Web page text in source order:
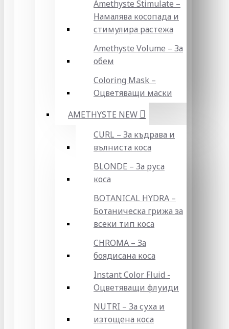
Amethyste Stimulate –
Намалява косопада и
стимулира растежа
Amethyste Volume – За
обем
Coloring Mask –
Оцветяващи маски
AMETHYSTE NEW
CURL – За къдрава и
вълниста коса
BLONDE – За руса
коса
BOTANICAL HYDRA –
Ботаническа грижа за
всеки тип коса
CHROMA – За
боядисана коса
Instant Color Fluid -
Оцветяващи флуиди
NUTRI – За суха и
изтощена коса